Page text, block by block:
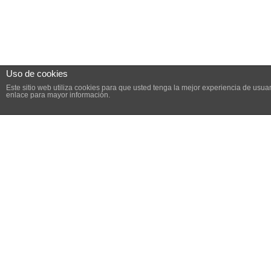
Uso de cookies
Este sitio web utiliza cookies para que usted tenga la mejor experiencia de
enlace para mayor información.